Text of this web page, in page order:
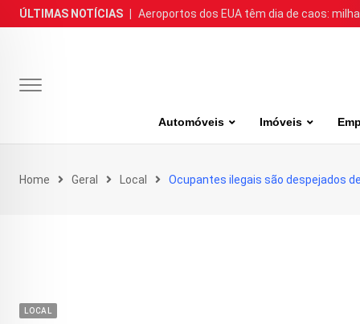
Skip
to
ÚLTIMAS NOTÍCIAS Aeroportos dos EUA têm dia de caos:
Automóveis Imóveis
Home Geral Local Ocupantes ilegais são despejados
LOCAL